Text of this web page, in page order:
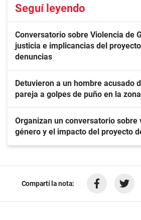
Seguí leyendo
Conversatorio sobre Violencia de
justicia e implicancias del
denuncias
Detuvieron a un hombre acusado
pareja a golpes de puño en la
Organizan un conversatorio sobre
género y el impacto del proyecto
Compartí la nota: